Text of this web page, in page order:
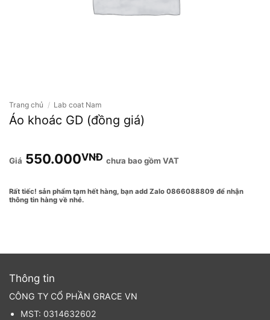
Trang chủ / Lab coat Nam
Áo khoác GD (đồng giá)
550.000VNĐ chưa bao gồm VAT
Rất tiếc! sản phẩm tạm hết hàng, bạn add Zalo 0866088809 để nhận
thông tin hàng về nhé.
Thông tin
CÔNG TY CỔ PHẦN GRACE VN
MST: 0314632602